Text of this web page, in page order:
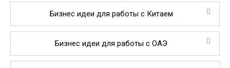
Бизнес идеи для работы с Китаем
Бизнес идеи для работы с ОАЭ